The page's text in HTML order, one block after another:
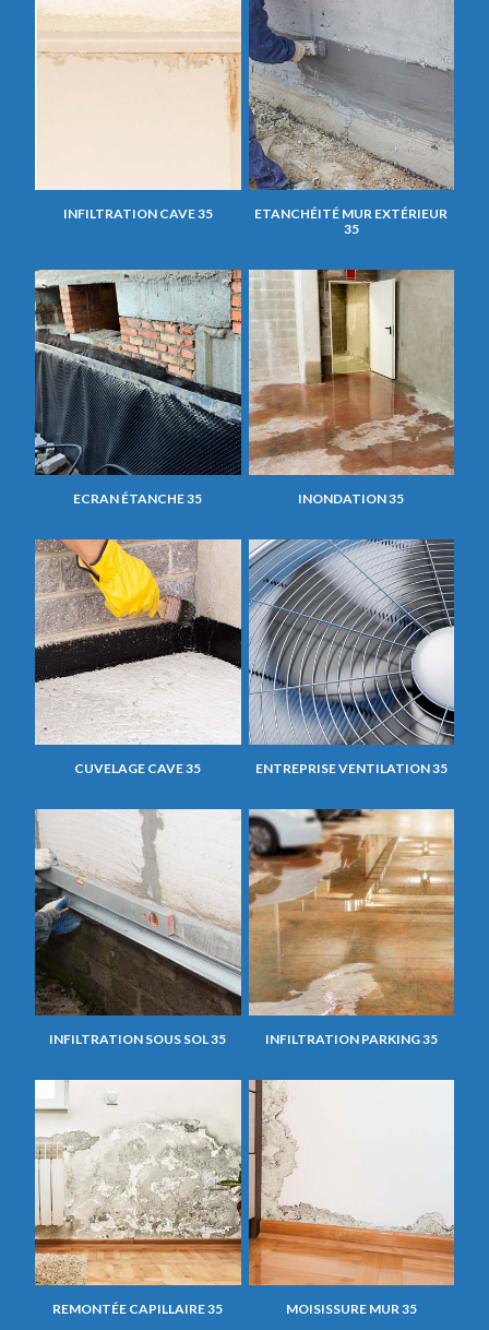
INFILTRATION CAVE 35
ETANCHÉITÉ MUR EXTÉRIEUR
35
ECRAN ÉTANCHE 35 INONDATION 35
CUVELAGE CAVE 35 ENTREPRISE VENTILATION 35
INFILTRATION SOUS SOL 35 INFILTRATION PARKING 35
REMONTÉE CAPILLAIRE 35 MOISISSURE MUR 35